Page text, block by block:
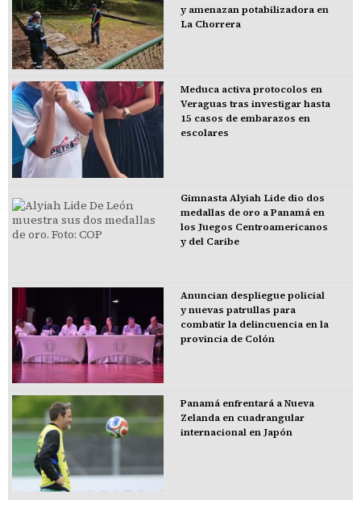
y amenazan potabilizadora en
La Chorrera
Meduca activa protocolos en
Veraguas tras investigar hasta
15 casos de embarazos en
escolares
Gimnasta Alyiah Lide dio dos
medallas de oro a Panamá en
los Juegos Centroamericanos
y del Caribe
Anuncian despliegue policial
y nuevas patrullas para
combatir la delincuencia en la
provincia de Colón
Panamá enfrentará a Nueva
Zelanda en cuadrangular
internacional en Japón